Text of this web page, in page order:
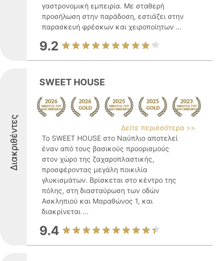
γαστρονομική εμπειρία. Με σταθερή
προσήλωση στην παράδοση, εστιάζει στην
παρασκευή φρέσκων και χειροποίητων ...
9.2
Διακριθέντες
SWEET HOUSE
Δείτε περισσότερα >>
Το SWEET HOUSE στο Ναύπλιο αποτελεί
έναν από τους βασικούς προορισμούς
στον χώρο της ζαχαροπλαστικής,
προσφέροντας μεγάλη ποικιλία
γλυκισμάτων. Βρίσκεται στο κέντρο της
πόλης, στη διασταύρωση των οδών
Ασκληπιού και Μαραθώνος 1, και
διακρίνεται ...
9.4